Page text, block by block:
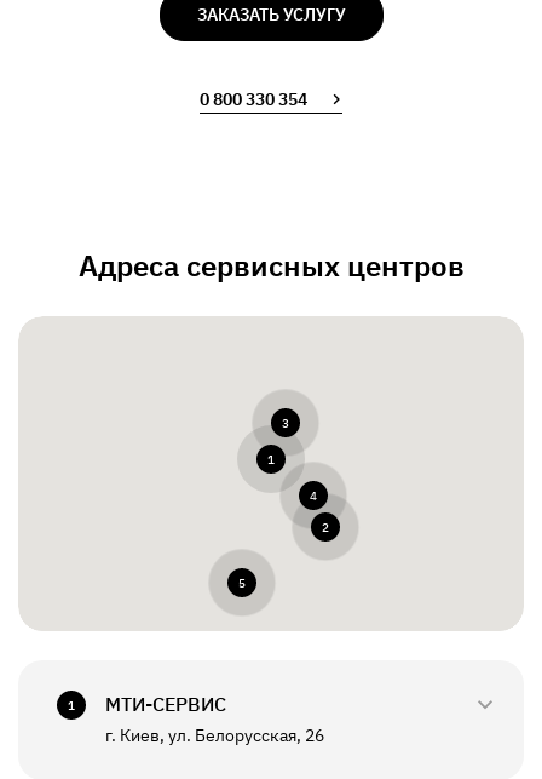
ЗАКАЗАТЬ УСЛУГУ
0 800 330 354
Адреса сервисных центров
1
2
3
4
5
1 МТИ-СЕРВИС
г. Киев, ул. Белорусская, 26